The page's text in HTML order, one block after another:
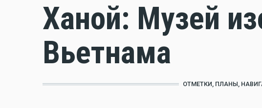
Ханой: Музей
Вьетнама
ОТМЕТКИ, ПЛАНЫ,